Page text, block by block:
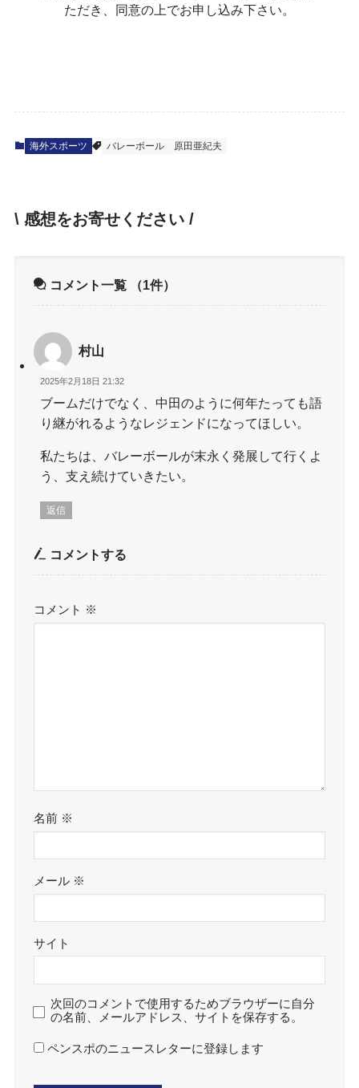
ただき、同意の上でお申し込み下さい。
海外スポーツ バレーボール 原田亜紀夫
\ 感想をお寄せください /
コメント一覧 （1件）
村山
2025年2月18日 21:32
ブームだけでなく、中田のように何年たっても語
り継がれるようなレジェンドになってほしい。
私たちは、バレーボールが末永く発展して行くよ
う、支え続けていきたい。
返信
コメントする
コメント ※
名前 ※
メール ※
サイト
次回のコメントで使用するためブラウザーに自分
の名前、メールアドレス、サイトを保存する。
ペンスポのニュースレターに登録します